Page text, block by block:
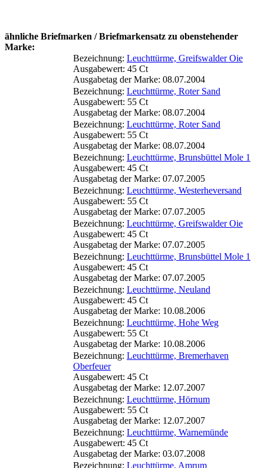
ähnliche Briefmarken / Briefmarkensatz zu obenstehender
Marke:
Bezeichnung: Leuchttürme, Greifswalder Oie
Ausgabewert: 45 Ct
Ausgabetag der Marke: 08.07.2004
Bezeichnung: Leuchttürme, Roter Sand
Ausgabewert: 55 Ct
Ausgabetag der Marke: 08.07.2004
Bezeichnung: Leuchttürme, Roter Sand
Ausgabewert: 55 Ct
Ausgabetag der Marke: 08.07.2004
Bezeichnung: Leuchttürme, Brunsbüttel Mole 1
Ausgabewert: 45 Ct
Ausgabetag der Marke: 07.07.2005
Bezeichnung: Leuchttürme, Westerheversand
Ausgabewert: 55 Ct
Ausgabetag der Marke: 07.07.2005
Bezeichnung: Leuchttürme, Greifswalder Oie
Ausgabewert: 45 Ct
Ausgabetag der Marke: 07.07.2005
Bezeichnung: Leuchttürme, Brunsbüttel Mole 1
Ausgabewert: 45 Ct
Ausgabetag der Marke: 07.07.2005
Bezeichnung: Leuchttürme, Neuland
Ausgabewert: 45 Ct
Ausgabetag der Marke: 10.08.2006
Bezeichnung: Leuchttürme, Hohe Weg
Ausgabewert: 55 Ct
Ausgabetag der Marke: 10.08.2006
Bezeichnung: Leuchttürme, Bremerhaven
Oberfeuer
Ausgabewert: 45 Ct
Ausgabetag der Marke: 12.07.2007
Bezeichnung: Leuchttürme, Hörnum
Ausgabewert: 55 Ct
Ausgabetag der Marke: 12.07.2007
Bezeichnung: Leuchttürme, Warnemünde
Ausgabewert: 45 Ct
Ausgabetag der Marke: 03.07.2008
Bezeichnung: Leuchttürme, Amrum